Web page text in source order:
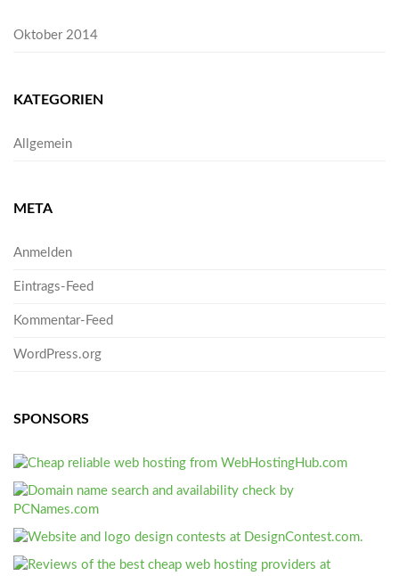
Oktober 2014
KATEGORIEN
Allgemein
META
Anmelden
Eintrags-Feed
Kommentar-Feed
WordPress.org
SPONSORS